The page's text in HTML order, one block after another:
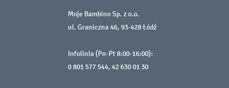
Moje Bambino Sp. z o.o.
ul. Graniczna 46, 93-428 Łódź
Infolinia (Pn-Pt 8:00-16:00):
0 801 577 544, 42 630 01 30